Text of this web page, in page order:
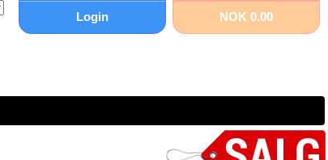
Login NOK 0.00